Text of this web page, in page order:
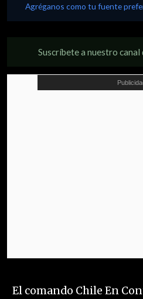
Agréganos como tu fuente
Suscríbete a nuestro canal
El comando Chile En